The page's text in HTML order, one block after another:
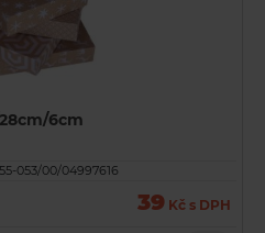
6cm
053/00/04997616
39 Kč s DPH